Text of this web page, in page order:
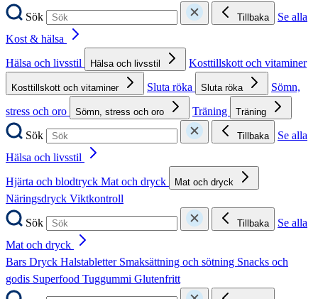
Sök
Tillbaka
Se alla
Kost & hälsa
Hälsa och livsstil
Hälsa och livsstil Kosttillskott och vitaminer
Kosttillskott och vitaminer Sluta röka Sluta röka
Sömn,
stress och oro
Sömn, stress och oro Träning Träning
Sök Tillbaka
Se alla
Hälsa och livsstil
Hjärta och blodtryck Mat och dryck Mat och dryck
Näringsdryck Viktkontroll
Sök
Tillbaka
Se alla
Mat och dryck
Bars Dryck Halstabletter Smaksättning och sötning Snacks och
godis Superfood Tuggummi Glutenfritt